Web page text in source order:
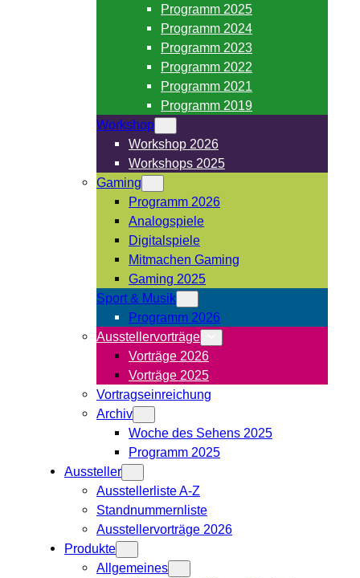
Programm 2025
Programm 2024
Programm 2023
Programm 2022
Programm 2021
Programm 2019
Workshop
Workshop 2026
Workshops 2025
Gaming
Programm 2026
Analogspiele
Digitalspiele
Mitmachen Gaming
Gaming 2025
Sport & Musik
Programm 2026
Ausstellervorträge
Vorträge 2026
Vorträge 2025
Vortragseinreichung
Archiv
Woche des Sehens 2025
Programm 2025
Aussteller
Ausstellerliste A-Z
Standnummernliste
Ausstellervorträge 2026
Produkte
Allgemeines